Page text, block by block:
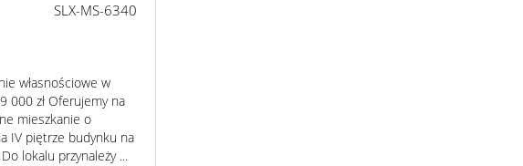
SLX-MS-6340
własnościowe w
000 zł Oferujemy na
mieszkanie o
IV piętrze budynku na
lokalu przynależy ...